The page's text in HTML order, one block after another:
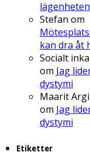
Stefan om
kan dra åt
Socialt
om Jag
dystymi
Maarit
om Jag
dystymi
Etiketter